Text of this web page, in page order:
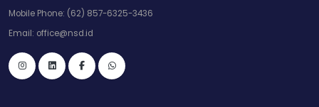
Mobile Phone: (62) 857-6325-3436
Email: office@nsd.id